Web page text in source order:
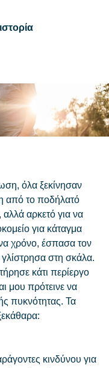
όλα ξεκίνησαν
από το ποδήλατό
αρκετό για να
για κάταγμα
χρόνο, έσπασα τον
στη σκάλα.
κάτι περίεργο
μου πρότεινε να
πυκνότητας. Τα
κινδύνου για